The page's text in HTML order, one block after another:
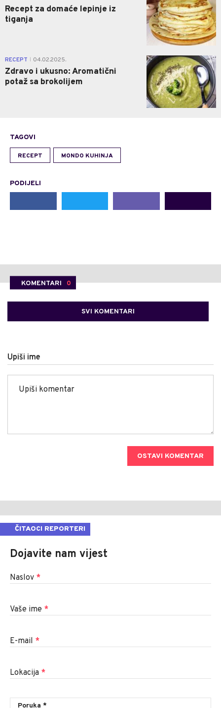
Recept za domaće lepinje iz
tiganja
RECEPT 04.02.2025.
Zdravo i ukusno: Aromatični
potaž sa brokolijem
0
TAGOVI
RECEPT MONDO KUHINJA
PODIJELI
KOMENTARI 0
SVI KOMENTARI
Upiši ime
OSTAVI KOMENTAR
ČITAOCI REPORTERI
Dojavite nam vijest
Naslov *
Vaše ime *
E-mail *
Lokacija *